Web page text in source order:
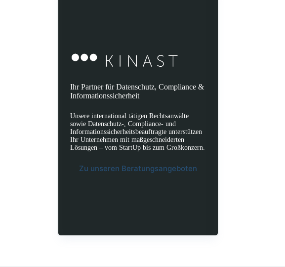
Ihr Partner für Datenschutz, Compliance &
Informationssicherheit
Unsere international tätigen Rechtsanwälte
sowie Datenschutz-, Compliance- und
Informationssicherheitsbeauftragte unterstützen
Ihr Unternehmen mit maßgeschneiderten
Lösungen – vom StartUp bis zum Großkonzern.
Zu unseren Beratungsangeboten